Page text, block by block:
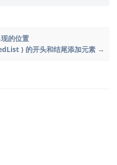
的位置
) 的开头和结尾添加元素 →